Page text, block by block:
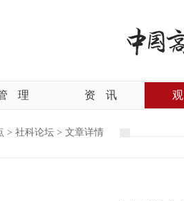
理 资 讯 观
> 社科论坛 > 文章详情